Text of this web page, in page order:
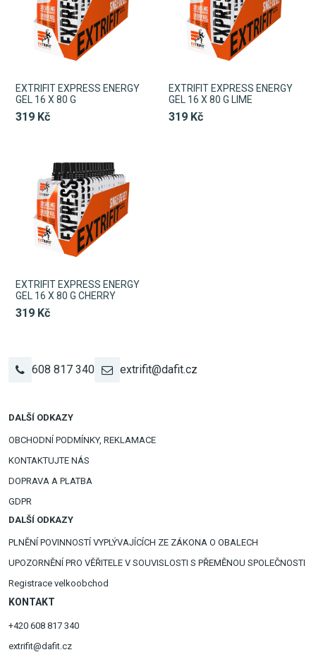
EXTRIFIT EXPRESS ENERGY
GEL 16 X 80 G
319 Kč
EXTRIFIT EXPRESS ENERGY
GEL 16 X 80 G LIME
319 Kč
EXTRIFIT EXPRESS ENERGY
GEL 16 X 80 G CHERRY
319 Kč
608 817 340 extrifit@dafit.cz
DALŠÍ ODKAZY
OBCHODNÍ PODMÍNKY, REKLAMACE
KONTAKTUJTE NÁS
DOPRAVA A PLATBA
GDPR
DALŠÍ ODKAZY
PLNĚNÍ POVINNOSTÍ VYPLÝVAJÍCÍCH ZE ZÁKONA O OBALECH
UPOZORNĚNÍ PRO VĚŘITELE V SOUVISLOSTI S PŘEMĚNOU SPOLEČNOSTI
Registrace velkoobchod
KONTAKT
+420 608 817 340
extrifit@dafit.cz